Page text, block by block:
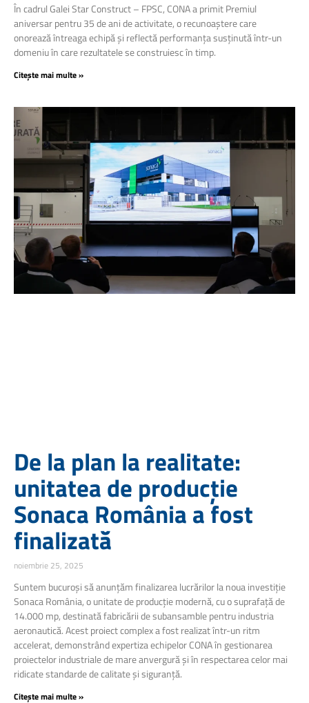
În cadrul Galei Star Construct – FPSC, CONA a primit Premiul
aniversar pentru 35 de ani de activitate, o recunoaștere care
onorează întreaga echipă și reflectă performanța susținută într-un
domeniu în care rezultatele se construiesc în timp.
Citește mai multe »
De la plan la realitate:
unitatea de producție
Sonaca România a fost
finalizată
noiembrie 25, 2025
Suntem bucuroși să anunțăm finalizarea lucrărilor la noua investiție
Sonaca România, o unitate de producție modernă, cu o suprafață de
14.000 mp, destinată fabricării de subansamble pentru industria
aeronautică. Acest proiect complex a fost realizat într-un ritm
accelerat, demonstrând expertiza echipelor CONA în gestionarea
proiectelor industriale de mare anvergură și în respectarea celor mai
ridicate standarde de calitate și siguranță.
Citește mai multe »